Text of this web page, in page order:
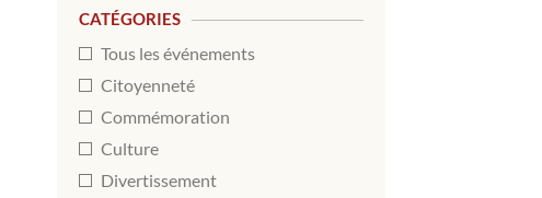
CATÉGORIES
Tous les événements
Citoyenneté
Commémoration
Culture
Divertissement